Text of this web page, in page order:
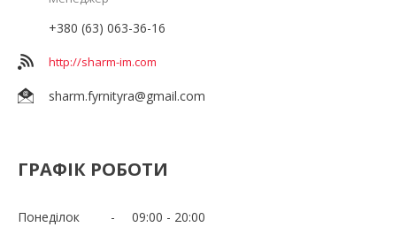
+380 (63) 063-36-16
http://sharm-im.com
sharm.fyrnityra@gmail.com
ГРАФІК РОБОТИ
Понеділок 09:00
20:00